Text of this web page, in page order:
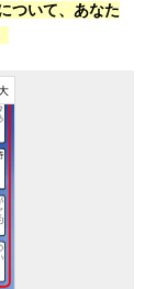
ついて、あなた